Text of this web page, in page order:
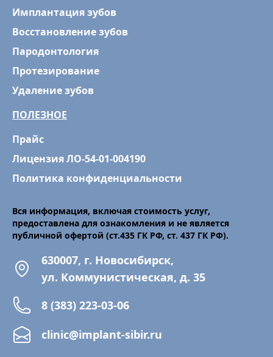
Имплантация зубов
Восстановление зубов
Пародонтология
Протезирование
Удаление зубов
ПОЛЕЗНОЕ
Прайс
Лицензия ЛО-54-01-004190
Политика конфиденциальности
Вся информация, включая стоимость услуг,
предоставлена для ознакомления и не является
публичной офертой (ст.435 ГК РФ, cт. 437 ГК РФ).
630007, г. Новосибирск,
ул. Коммунистическая, д. 35
8 (383) 223-03-06
clinic@implant-sibir.ru